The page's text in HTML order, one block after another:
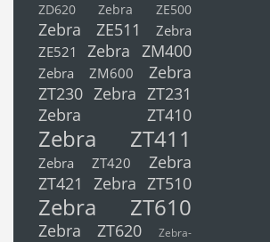
ZD620
Zebra ZE500
Zebra ZE511
Zebra
ZE521
Zebra ZM400
Zebra ZM600
Zebra
ZT230 Zebra ZT231
Zebra ZT410
Zebra ZT411
Zebra ZT420
Zebra
ZT421
Zebra ZT510
Zebra ZT610
Zebra ZT620
Zebra-